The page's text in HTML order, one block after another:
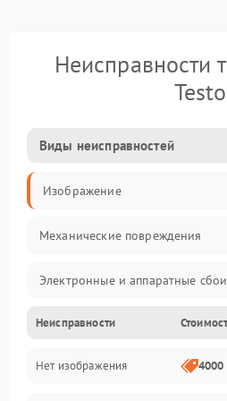
Неисправности
Testo
Виды неисправностей
Изображение
Механические повреждения
Электронные и аппаратные сбои
Неисправности сенсора и
Программные ошибки
Неисправности
Нет изображения 4000